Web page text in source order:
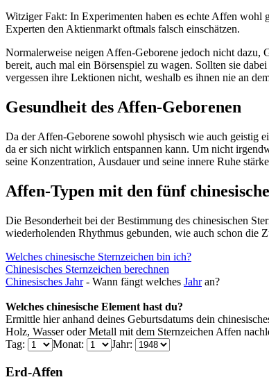
Witziger Fakt: In Experimenten haben es echte Affen wohl
Experten den Aktienmarkt oftmals falsch einschätzen.
Normalerweise neigen Affen-Geborene jedoch nicht dazu,
bereit, auch mal ein Börsenspiel zu wagen. Sollten sie
vergessen ihre Lektionen nicht, weshalb es ihnen nie an
Gesundheit des Affen-Geborenen
Da der Affen-Geborene sowohl physisch wie auch geistig
da er sich nicht wirklich entspannen kann. Um nicht
seine Konzentration, Ausdauer und seine innere Ruhe
Affen-Typen mit den fünf
Die Besonderheit bei der Bestimmung des chinesischen
wiederholenden Rhythmus gebunden, wie auch schon die
Welches chinesische Sternzeichen bin ich?
Chinesisches Sternzeichen berechnen
Chinesisches Jahr- Wann fängt welches Jahran?
Welches chinesische Element hast du?
Ermittle hier anhand deines Geburtsdatums dein
Holz, Wasser oder Metall mit dem Sternzeichen Affen
Tag:
Monat: Jahr:
Erd-Affen